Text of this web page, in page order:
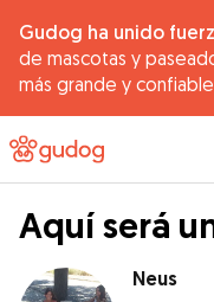
Gudog ha unido
de mascotas y
más grande y
Aquí será
Neus